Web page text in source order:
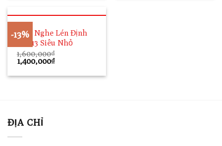
-13%
Máy Nghe Lén Định
Vị N13 Siêu Nhỏ
1,600,000₫
Giá
gốc
là:
1,400,000₫Giá
tại
ĐỊA CHỈ